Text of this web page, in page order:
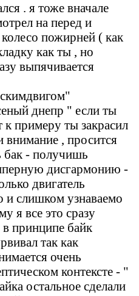
. я тоже вначале
на перед и
пожирней ( как
как ты , но
выпячивается
днепр " если ты
примеру ты закрасил
внимание , просится
бак - получишь
дисгармонию -
двигатель
и слишком узнаваемо
я все это сразу
принципе байк
так как
очень
контексте - "
остальное сделали